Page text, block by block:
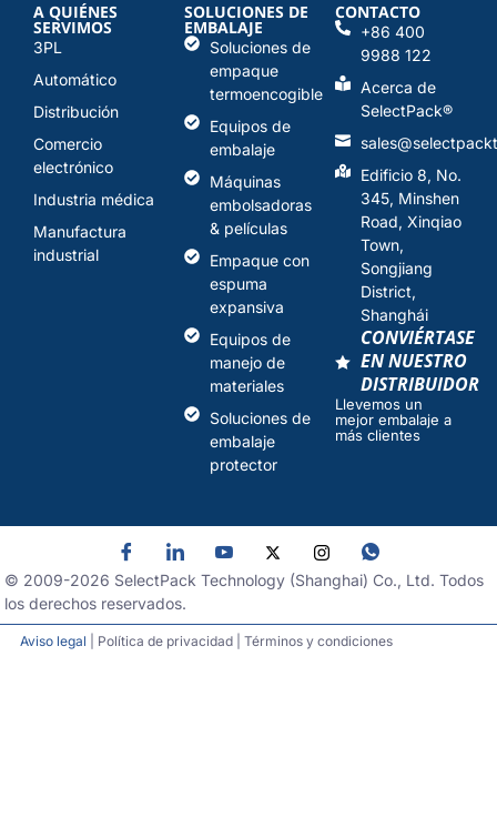
A QUIÉNES
SERVIMOS
3PL
Automático
Distribución
Comercio
electrónico
Industria médica
Manufactura
industrial
SOLUCIONES DE
EMBALAJE
Soluciones de
empaque
termoencogible
Equipos de
embalaje
Máquinas
embolsadoras
& películas
Empaque con
espuma
expansiva
Equipos de
manejo de
materiales
Soluciones de
embalaje
protector
CONTACTO
+86 400
9988 122
Acerca de
SelectPack®
Edificio 8, No.
345, Minshen
Road, Xinqiao
Town,
Songjiang
District,
Shanghái
CONVIÉRTASE
EN NUESTRO
DISTRIBUIDOR
Llevemos un
mejor embalaje a
más clientes
© 2009-2026 SelectPack Technology (Shanghai) Co., Ltd. Todos
los derechos reservados.
Aviso legal | Política de privacidad | Términos y condiciones